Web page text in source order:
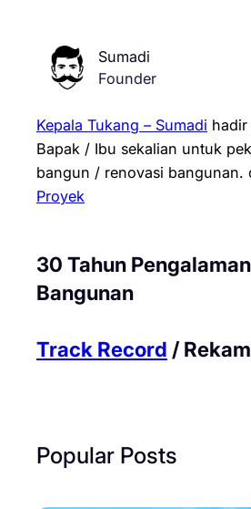
Sumadi
Founder
Kepala Tukang – Sumadi
Bapak / Ibu sekalian untuk
bangun / renovasi bangunan.
Proyek
30 Tahun
Bangunan
Track Record /
Popular Posts